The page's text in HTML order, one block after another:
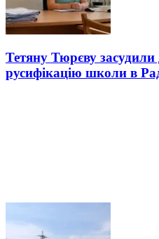
Тетяну Тюрєву засудили
русифікацію школи в